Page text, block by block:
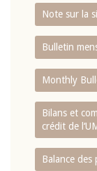
Note sur la
Bulletin
Monthly
Bilans et
crédit de
Balance des